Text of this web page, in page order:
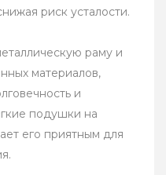
риск усталости.
раму и
материалов,
и
подушки на
его приятным для